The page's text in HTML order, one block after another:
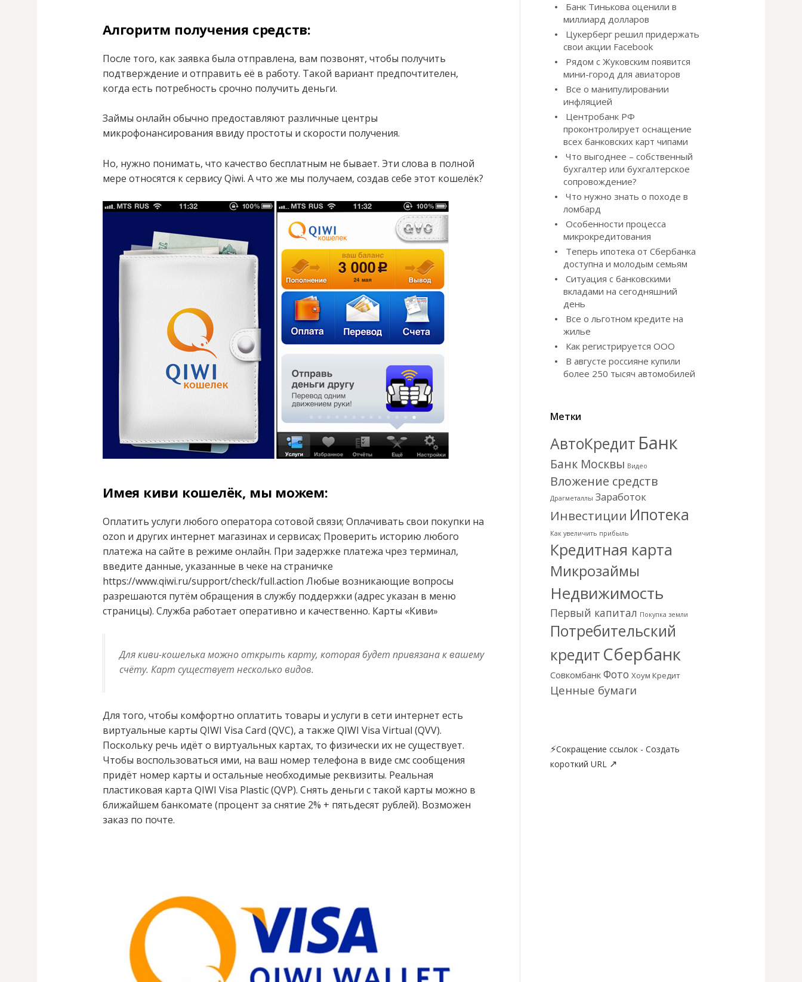
Алгоритм получения средств:
После того, как заявка была отправлена, вам позвонят, чтобы получить
подтверждение и отправить её в работу. Такой вариант предпочтителен,
когда есть потребность срочно получить деньги.
Займы онлайн обычно предоставляют различные центры
микрофонансирования ввиду простоты и скорости получения.
Но, нужно понимать, что качество бесплатным не бывает. Эти слова в полной
мере относятся к сервису Qiwi. А что же мы получаем, создав себе этот кошелёк?
Имея киви кошелёк, мы можем:
Оплатить услуги любого оператора сотовой связи; Оплачивать свои покупки на
ozon и других интернет магазинах и сервисах; Проверить историю любого
платежа на сайте в режиме онлайн. При задержке платежа чрез терминал,
введите данные, указанные в чеке на страничке
https://www.qiwi.ru/support/check/full.action Любые возникающие вопросы
разрешаются путём обращения в службу поддержки (адрес указан в меню
страницы). Служба работает оперативно и качественно. Карты «Киви»
Для киви-кошелька можно открыть карту, которая будет привязана к вашему
счёту. Карт существует несколько видов.
Для того, чтобы комфортно оплатить товары и услуги в сети интернет есть
виртуальные карты QIWI Visa Card (QVC), а также QIWI Visa Virtual (QVV).
Поскольку речь идёт о виртуальных картах, то физически их не существует.
Чтобы воспользоваться ими, на ваш номер телефона в виде смс сообщения
придёт номер карты и остальные необходимые реквизиты. Реальная
пластиковая карта QIWI Visa Plastic (QVP). Снять деньги с такой карты можно в
ближайшем банкомате (процент за снятие 2% + пятьдесят рублей). Возможен
заказ по почте.
Банк Тинькова оценили в
миллиард долларов
Цукерберг решил придержать
свои акции Facebook
Рядом с Жуковским появится
мини-город для авиаторов
Все о манипулировании
инфляцией
Центробанк РФ
проконтролирует оснащение
всех банковских карт чипами
Что выгоднее – собственный
бухгалтер или бухгалтерское
сопровождение?
Что нужно знать о походе в
ломбард
Особенности процесса
микрокредитования
Теперь ипотека от Сбербанка
доступна и молодым семьям
Ситуация с банковскими
вкладами на сегодняшний
день
Все о льготном кредите на
жилье
Как регистрируется ООО
В августе россияне купили
более 250 тысяч автомобилей
Метки
АвтоКредит Банк
Банк Москвы Видео
Вложение средств
Драгметаллы Заработок
Инвестиции Ипотека
Как увеличить прибыль
Кредитная карта
Микрозаймы
Недвижимость
Первый капитал Покупка земли
Потребительский
кредит Сбербанк
Совкомбанк Фото Хоум Кредит
Ценные бумаги
⚡Сокращение ссылок - Создать
короткий URL ↗